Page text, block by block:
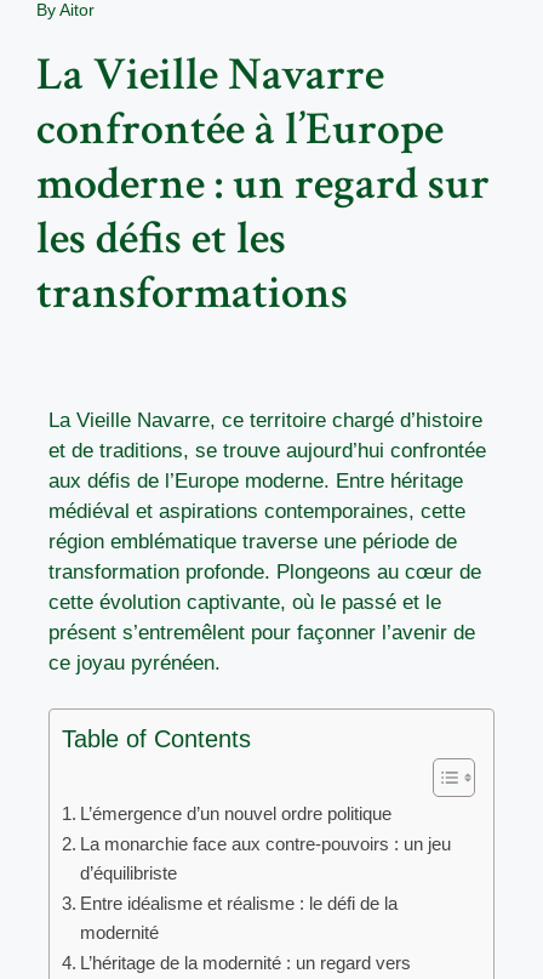
ByAitor
La Vieille Navarre
confrontée à l’Europe
moderne : un regard sur
les défis et les
transformations
La Vieille Navarre, ce territoire chargé d’histoire
et de traditions, se trouve aujourd’hui confrontée
aux défis de l’Europe moderne. Entre héritage
médiéval et aspirations contemporaines, cette
région emblématique traverse une période de
transformation profonde. Plongeons au cœur de
cette évolution captivante, où le passé et le
présent s’entremêlent pour façonner l’avenir de
ce joyau pyrénéen.
Table of Contents
L’émergence d’un nouvel ordre politique
La monarchie face aux contre-pouvoirs : un jeu
d’équilibriste
Entre idéalisme et réalisme : le défi de la
modernité
L’héritage de la modernité : un regard vers